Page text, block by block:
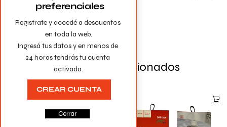
la próxima vez que comente.
Productos Relacionados
Registrate y accedé a descuentos
en toda la web.
Ingresá tus datos y en menos de
24 horas tendrás tu cuenta
activada.
preferenciales
CREAR CUENTA
Cerrar